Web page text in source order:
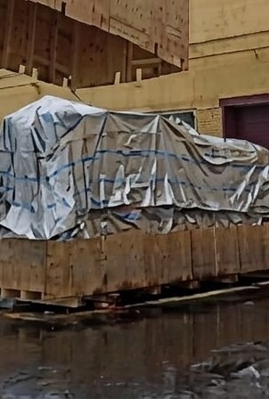
Перевозка офисного
Кроме того, важно
предусмотрены прямо на